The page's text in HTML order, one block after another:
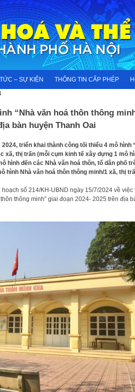
– SỰ KIỆN THÔNG TIN CẤP PHÉP
“Nhà văn hoá thôn thông
bàn huyện Thanh Oai
triển khai thành công tối thiểu 4 mô hình
xã, thị trấn (mỗi cụm kinh tế xây dựng 1 mô
hình đến các Nhà văn hoá thôn, tổ dân phố
hình Nhà văn hoá thôn thông minh/1 xã, thị
số 214/KH-UBND ngày 15/7/2024 về việc
thông minh” giai đoạn 2024- 2025 trên địa